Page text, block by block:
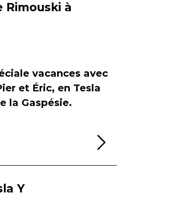
Rimouski à
vacances avec
et Éric, en Tesla
la Gaspésie.
Y